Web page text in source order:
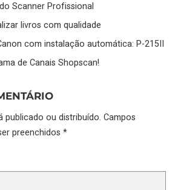
Scanner Profissional
livros com qualidade
com instalação automática: P-215II
de Canais Shopscan!
publicado ou distribuído. Campos
preenchidos *